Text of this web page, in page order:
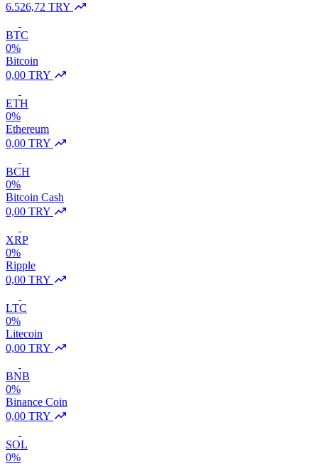
6.526,72 TRY
BTC
0%
Bitcoin
0,00 TRY
ETH
0%
Ethereum
0,00 TRY
BCH
0%
Bitcoin Cash
0,00 TRY
XRP
0%
Ripple
0,00 TRY
LTC
0%
Litecoin
0,00 TRY
BNB
0%
Binance Coin
0,00 TRY
SOL
0%